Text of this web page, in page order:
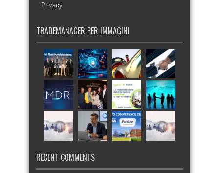
Privacy
TRADEMANAGER PER IMMAGINI
RECENT COMMENTS